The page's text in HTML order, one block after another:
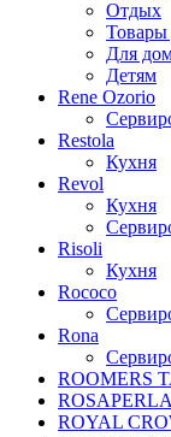
Отдых
Товары
Для
Детям
Rene Ozorio
Restola
Кухня
Revol
Кухня
Risoli
Кухня
Rococo
Rona
ROOMERS
ROSAPERLA
ROYAL